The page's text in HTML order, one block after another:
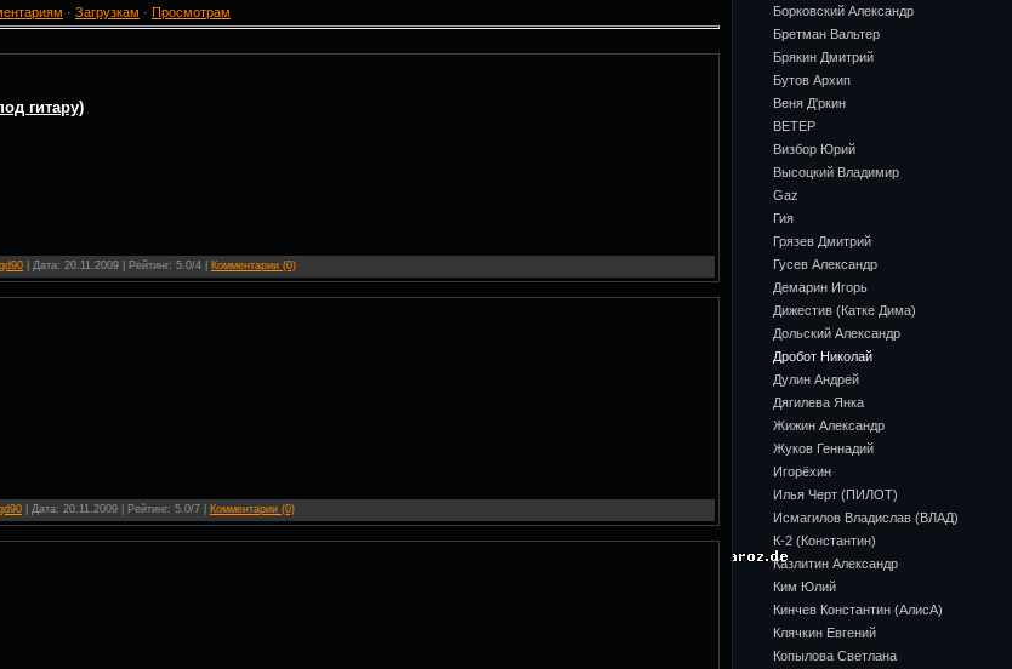
· Загрузкам · Просмотрам
гитару)
| Дата: 20.11.2009 | Рейтинг: 5.0/4 | Комментарии (0)
| Дата: 20.11.2009 | Рейтинг: 5.0/7 | Комментарии (0)
Борковский Александр
Бретман Вальтер
Брякин Дмитрий
Бутов Архип
Веня Д'ркин
ВЕТЕР
Визбор Юрий
Высоцкий Владимир
Gaz
Гия
Грязев Дмитрий
Гусев Александр
Демарин Игорь
Дижестив (Катке Дима)
Дольский Александр
Дробот Николай
Дулин Андрей
Дягилева Янка
Жижин Александр
Жуков Геннадий
Игорёхин
Илья Черт (ПИЛОТ)
Исмагилов Владислав (ВЛАД)
К-2 (Константин)
Казлитин Александр
Ким Юлий
Кинчев Константин (АлисА)
Клячкин Евгений
Копылова Светлана